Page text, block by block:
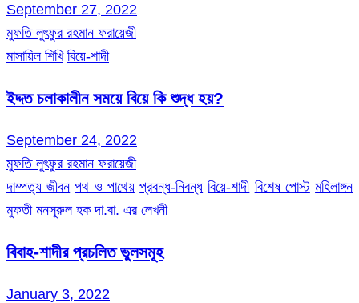
September 27, 2022
মুফতি লুৎফুর রহমান ফরায়েজী
মাসায়িল শিখি বিয়ে-শাদী
ইদ্দত চলাকালীন সময়ে বিয়ে কি শুদ্ধ হয়?
September 24, 2022
মুফতি লুৎফুর রহমান ফরায়েজী
দাম্পত্য জীবন পথ ও পাথেয় প্রবন্ধ-নিবন্ধ বিয়ে-শাদী বিশেষ পোস্ট মহিলাঙ্গন
মুফতী মনসূরুল হক দা.বা. এর লেখনী
বিবাহ-শাদীর প্রচলিত ভুলসমূহ
January 3, 2022